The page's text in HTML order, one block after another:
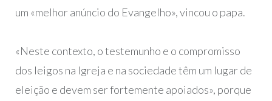
um «melhor anúncio do Evangelho», vincou o papa.
«Neste contexto, o testemunho e o compromisso
dos leigos na Igreja e na sociedade têm um lugar de
eleição e devem ser fortemente apoiados», porque